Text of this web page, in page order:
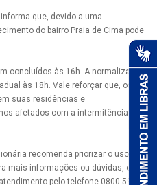
que, devido a uma
do bairro Praia de Cima pode
concluídos às 16h. A normalização
às 18h. Vale reforçar que, os
suas residências e
afetados com a intermitência do
recomenda priorizar o uso da
mais informações ou dúvidas, entre
pelo telefone 0800 595